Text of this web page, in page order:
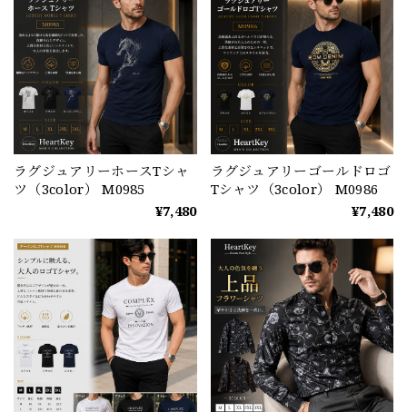
ラグジュアリーホースTシャ
ツ（3color） M0985
¥7,480
ラグジュアリーゴールドロゴ
Tシャツ（3color） M0986
¥7,480